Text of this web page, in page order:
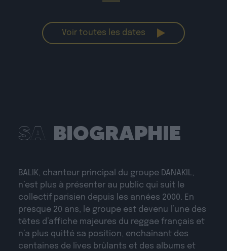
Voir toutes les dates
SA BIOGRAPHIE
BALIK, chanteur principal du groupe DANAKIL,
n’est plus à présenter au public qui suit le
collectif parisien depuis les années 2000. En
presque 20 ans, le groupe est devenu l’une des
têtes d’affiche majeures du reggae français et
n’a plus quitté sa position, enchaînant des
centaines de lives brûlants et des albums et